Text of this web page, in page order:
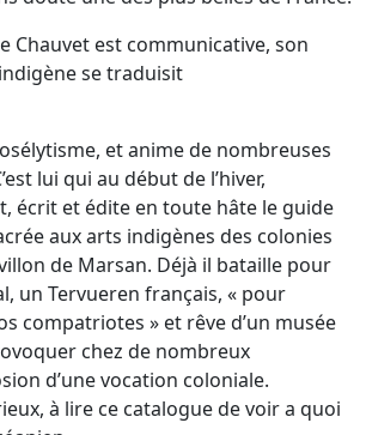
Chauvet est communicative, son
se traduisit
et anime de nombreuses
lui qui au début de l’hiver,
écrit et édite en toute hâte le guide
aux arts indigènes des colonies
de Marsan. Déjà il bataille pour
un Tervueren français, « pour
compatriotes » et rêve d’un musée
chez de nombreux
d’une vocation coloniale.
à lire ce catalogue de voir a quoi